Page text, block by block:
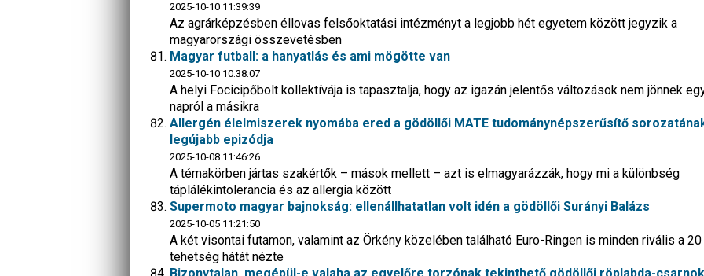
2025-10-10 11:39:39
Az agrárképzésben éllovas felsőoktatási intézményt a legjobb hét egyetem között jegyzik a
magyarországi összevetésben
Magyar futball: a hanyatlás és ami mögötte van
2025-10-10 10:38:07
A helyi Focicipőbolt kollektívája is tapasztalja, hogy az igazán jelentős változások nem jönnek
napról a másikra
Allergén élelmiszerek nyomába ered a gödöllői MATE tudománynépszerűsítő
legújabb epizódja
2025-10-08 11:46:26
A témakörben jártas szakértők – mások mellett – azt is elmagyarázzák, hogy mi a különbség
táplálékintolerancia és az allergia között
Supermoto magyar bajnokság: ellenállhatatlan volt idén a gödöllői Surányi Balázs
2025-10-05 11:21:50
A két visontai futamon, valamint az Örkény közelében található Euro-Ringen is minden rivális a
tehetség hátát nézte